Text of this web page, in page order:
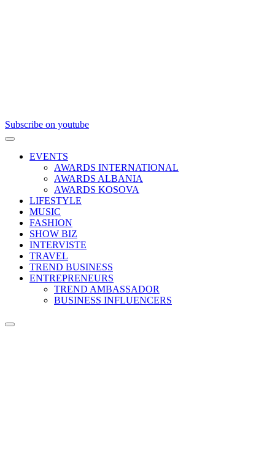
Subscribe on youtube
EVENTS
AWARDS INTERNATIONAL
AWARDS ALBANIA
AWARDS KOSOVA
LIFESTYLE
MUSIC
FASHION
SHOW BIZ
INTERVISTE
TRAVEL
TREND BUSINESS
ENTREPRENEURS
TREND AMBASSADOR
BUSINESS INFLUENCERS